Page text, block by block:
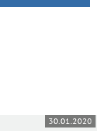
30.01.2020